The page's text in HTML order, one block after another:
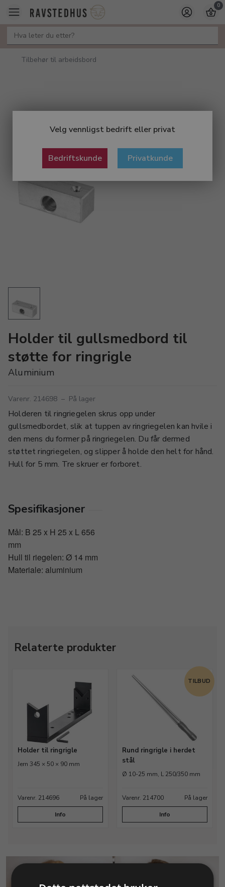
Velg vennligst bedrift eller privat
Bedriftskunde Privatkunde
0
Tilbehør til arbeidsbord
Holder til gullsmedbord til
støtte for ringrigle
Aluminium
Varenr. 214698 – På lager
Holderen til ringriegelen skrus opp under
gullsmedbordet, slik at tuppen av ringriegelen kan hvile i
den mens du former på ringriegelen. Du får dermed
støttet ringriegelen, og slipper å holde den helt for hånd.
Hull for 5 mm. Tre skruer er forboret.
Spesifikasjoner
Mål: B 25 x H 25 x L 656
mm
Hull til riegelen: Ø 14 mm
Materiale: aluminium
Relaterte produkter
Holder til ringrigle
Jern 345 × 50 × 90 mm
Varenr. 214696 På lager
Info
TILBUD
Rund ringrigle i herdet
stål
Ø 10-25 mm, L 250/350 mm
Varenr. 214700 På lager
Info